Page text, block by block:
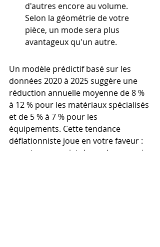
d'autres encore au volume.
Selon la géométrie de votre
pièce, un mode sera plus
avantageux qu'un autre.
Un modèle prédictif basé sur les
données 2020 à 2025 suggère une
réduction annuelle moyenne de 8 %
à 12 % pour les matériaux spécialisés
et de 5 % à 7 % pour les
équipements. Cette tendance
déflationniste joue en votre faveur :
reporter un projet de quelques mois